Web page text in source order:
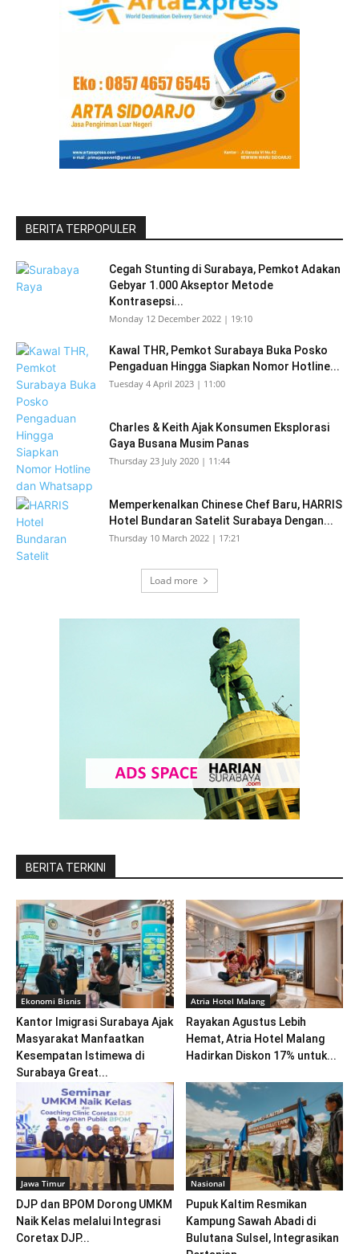
BERITA TERPOPULER
Cegah Stunting di Surabaya, Pemkot Adakan
Gebyar 1.000 Akseptor Metode
Kontrasepsi...
Monday 12 December 2022 | 19:10
Kawal THR, Pemkot Surabaya Buka Posko
Pengaduan Hingga Siapkan Nomor Hotline...
Tuesday 4 April 2023 | 11:00
Charles & Keith Ajak Konsumen Eksplorasi
Gaya Busana Musim Panas
Thursday 23 July 2020 | 11:44
Memperkenalkan Chinese Chef Baru, HARRIS
Hotel Bundaran Satelit Surabaya Dengan...
Thursday 10 March 2022 | 17:21
Load more
BERITA TERKINI
Ekonomi Bisnis
Kantor Imigrasi Surabaya Ajak
Masyarakat Manfaatkan
Kesempatan Istimewa di
Surabaya Great...
Atria Hotel Malang
Rayakan Agustus Lebih
Hemat, Atria Hotel Malang
Hadirkan Diskon 17% untuk...
Jawa Timur
DJP dan BPOM Dorong UMKM
Naik Kelas melalui Integrasi
Coretax DJP...
Nasional
Pupuk Kaltim Resmikan
Kampung Sawah Abadi di
Bulutana Sulsel, Integrasikan